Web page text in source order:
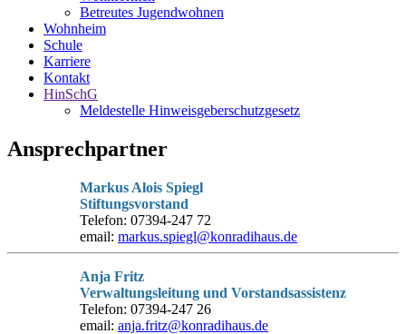
Betreutes Jugendwohnen
Wohnheim
Schule
Karriere
Kontakt
HinSchG
Meldestelle Hinweisgeberschutzgesetz
Ansprechpartner
Markus Alois Spiegl
Stiftungsvorstand
Telefon: 07394-247 72
email: markus.spiegl@konradihaus.de
Anja Fritz
Verwaltungsleitung und Vorstandsassistenz
Telefon: 07394-247 26
email: anja.fritz@konradihaus.de